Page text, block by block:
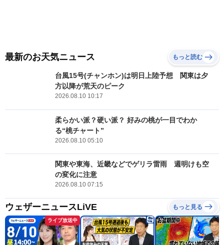
最新のお天気ニュース もっと読む
台風15号(チャンホン)は明日上陸予想 関東は夕
方以降が荒天のピーク
2026.08.10 10:17
柔らかい派？硬い派？ 好みの桃が一目でわか
る“桃チャート”
2026.08.10 05:10
関東や東海、近畿などでゲリラ雷雨 週明けも空
の変化に注意
2026.08.10 07:15
ウェザーニュースLiVE もっと見る
ライブ放送中